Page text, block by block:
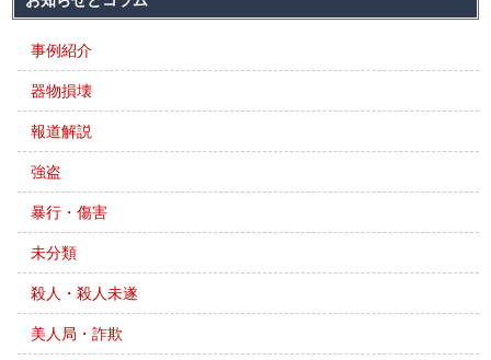
事例紹介
器物損壊
報道解説
強盗
暴行・傷害
未分類
殺人・殺人未遂
美人局・詐欺